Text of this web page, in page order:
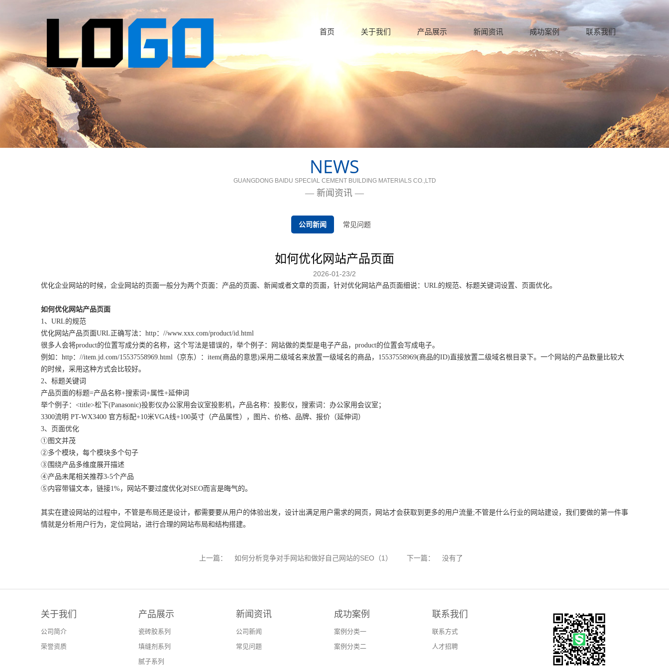
首页 关于我们 产品展示 新闻资讯 成功案例 联系我们
NEWS
GUANGDONG BAIDU SPECIAL CEMENT BUILDING MATERIALS CO.,LTD
— 新闻资讯 —
公司新闻 常见问题
如何优化网站产品页面
2026-01-23/2
优化企业网站的时候，企业网站的页面一般分为两个页面：产品的页面、新闻或者文章的页面，针对优化网站产品页面细说：URL的规范、标题关键词设置、页面优化。
如何优化网站产品页面
1、URL的规范
优化网站产品页面URL正确写法：http：//www.xxx.com/product/id.html
很多人会将product的位置写成分类的名称，这个写法是错误的，举个例子：网站做的类型是电子产品，product的位置会写成电子。
例如：http：//item.jd.com/15537558969.html（京东）：item(商品的意思)采用二级域名来放置一级域名的商品，15537558969(商品的ID)直接放置二级域名根目录下。一个网站的产品数量比较大
的时候，采用这种方式会比较好。
2、标题关键词
产品页面的标题=产品名称+搜索词+属性+延伸词
举个例子：<title>松下(Panasonic)投影仪办公家用会议室投影机，产品名称：投影仪，搜索词：办公家用会议室；
3300流明 PT-WX3400 官方标配+10米VGA线+100英寸（产品属性），图片、价格、品牌、报价（延伸词）
3、页面优化
①图文并茂
②多个模块，每个模块多个句子
③围绕产品多维度展开描述
④产品未尾相关推荐3-5个产品
⑤内容带锚文本，链接1%，网站不要过度优化对SEO而言是晦气的。
其实在建设网站的过程中，不管是布局还是设计，都需要要从用户的体验出发，设计出满足用户需求的网页，网站才会获取到更多的用户流量;不管是什么行业的网站建设，我们要做的第一件事
情就是分析用户行为，定位网站，进行合理的网站布局和结构搭建。
上一篇： 如何分析竞争对手网站和做好自己网站的SEO（1） 下一篇： 没有了
关于我们
公司简介
荣誉资质
产品展示
瓷砖胶系列
填缝剂系列
腻子系列
新闻资讯
公司新闻
常见问题
成功案例
案例分类一
案例分类二
联系我们
联系方式
人才招聘